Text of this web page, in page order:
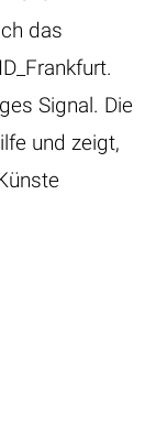
das
Signal. Die
und zeigt,